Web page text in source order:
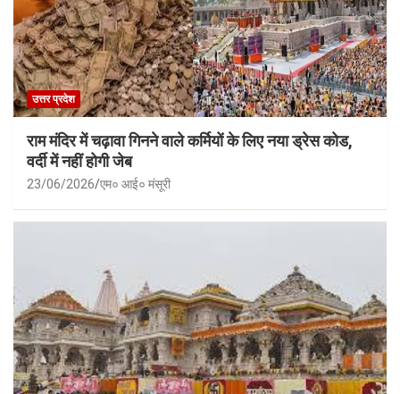
उत्तर प्रदेश
राम मंदिर में चढ़ावा गिनने वाले कर्मियों के लिए नया ड्रेस कोड,
वर्दी में नहीं होगी जेब
23/06/2026 एम० आई० मंसूरी